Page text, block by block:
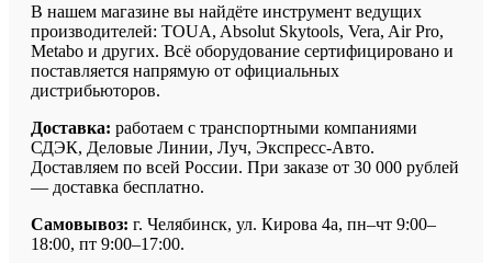
В нашем магазине вы найдёте инструмент ведущих
производителей: TOUA, Absolut Skytools, Vera, Air Pro,
Metabo и других. Всё оборудование сертифицировано и
поставляется напрямую от официальных
дистрибьюторов.
Доставка: работаем с транспортными компаниями
СДЭК, Деловые Линии, Луч, Экспресс-Авто.
Доставляем по всей России. При заказе от 30 000 рублей
— доставка бесплатно.
Самовывоз: г. Челябинск, ул. Кирова 4а, пн–чт 9:00–
18:00, пт 9:00–17:00.